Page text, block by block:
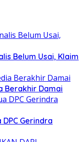
Belum Usai, Klaim
Berakhir Damai
Gerindra